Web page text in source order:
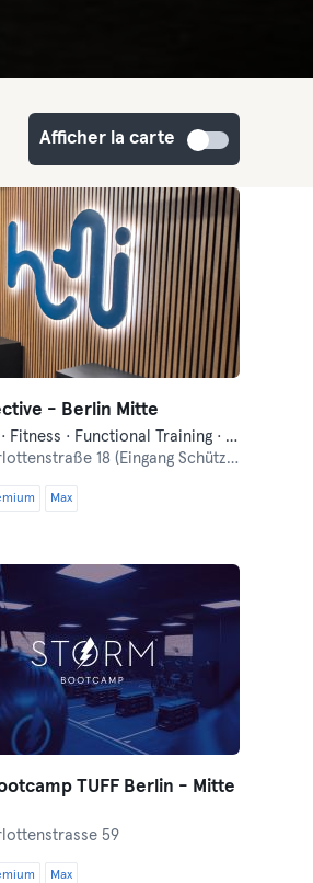
Afficher la carte
- Berlin Mitte
Bootcamp · Fitness · Functional Training · Hyrox
18 (Eingang Schützenstrasse)
Max
TUFF Berlin - Mitte
59
Max